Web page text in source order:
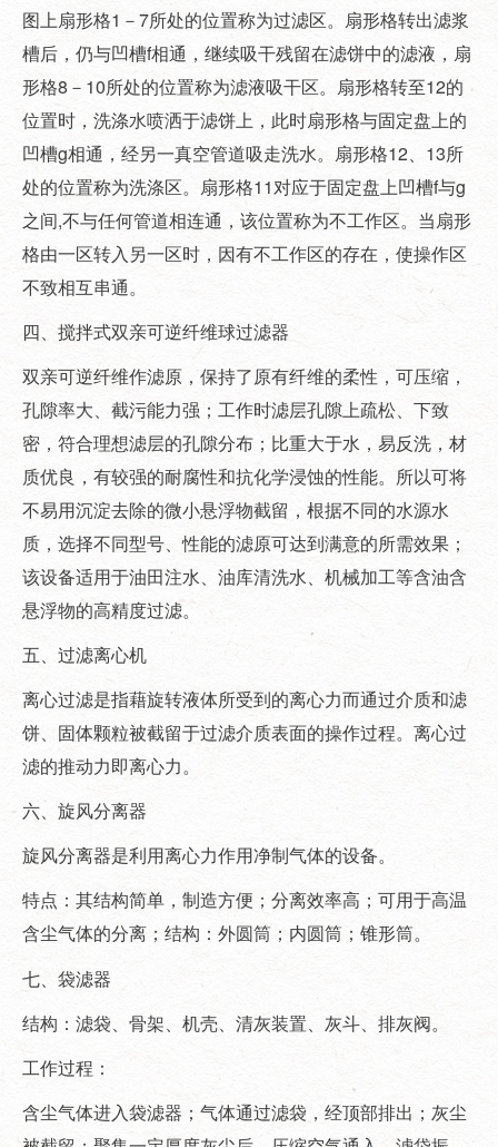
图上扇形格1－7所处的位置称为过滤区。扇形格转出滤浆
槽后，仍与凹槽f相通，继续吸干残留在滤饼中的滤液，扇
形格8－10所处的位置称为滤液吸干区。扇形格转至12的
位置时，洗涤水喷洒于滤饼上，此时扇形格与固定盘上的
凹槽g相通，经另一真空管道吸走洗水。扇形格12、13所
处的位置称为洗涤区。扇形格11对应于固定盘上凹槽f与g
之间,不与任何管道相连通，该位置称为不工作区。当扇形
格由一区转入另一区时，因有不工作区的存在，使操作区
不致相互串通。
四、搅拌式双亲可逆纤维球过滤器
双亲可逆纤维作滤原，保持了原有纤维的柔性，可压缩，
孔隙率大、截污能力强；工作时滤层孔隙上疏松、下致
密，符合理想滤层的孔隙分布；比重大于水，易反洗，材
质优良，有较强的耐腐性和抗化学浸蚀的性能。所以可将
不易用沉淀去除的微小悬浮物截留，根据不同的水源水
质，选择不同型号、性能的滤原可达到满意的所需效果；
该设备适用于油田注水、油库清洗水、机械加工等含油含
悬浮物的高精度过滤。
五、过滤离心机
离心过滤是指藉旋转液体所受到的离心力而通过介质和滤
饼、固体颗粒被截留于过滤介质表面的操作过程。离心过
滤的推动力即离心力。
六、旋风分离器
旋风分离器是利用离心力作用净制气体的设备。
特点：其结构简单，制造方便；分离效率高；可用于高温
含尘气体的分离；结构：外圆筒；内圆筒；锥形筒。
七、袋滤器
结构：滤袋、骨架、机壳、清灰装置、灰斗、排灰阀。
工作过程：
含尘气体进入袋滤器；气体通过滤袋，经顶部排出；灰尘